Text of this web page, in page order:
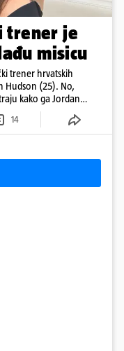
trener je
misicu
trener hrvatskih
Hudson (25). No,
kako ga Jordan
14